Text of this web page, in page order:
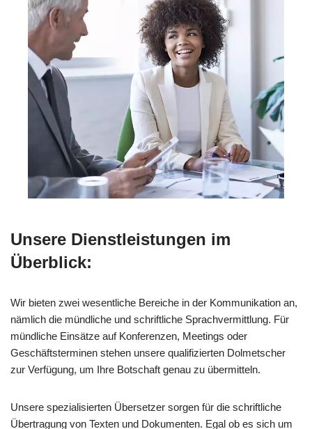
Unsere Dienstleistungen im
Überblick:
Wir bieten zwei wesentliche Bereiche in der Kommunikation an,
nämlich die mündliche und schriftliche Sprachvermittlung. Für
mündliche Einsätze auf Konferenzen, Meetings oder
Geschäftsterminen stehen unsere qualifizierten Dolmetscher
zur Verfügung, um Ihre Botschaft genau zu übermitteln.
Unsere spezialisierten Übersetzer sorgen für die schriftliche
Übertragung von Texten und Dokumenten. Egal ob es sich um